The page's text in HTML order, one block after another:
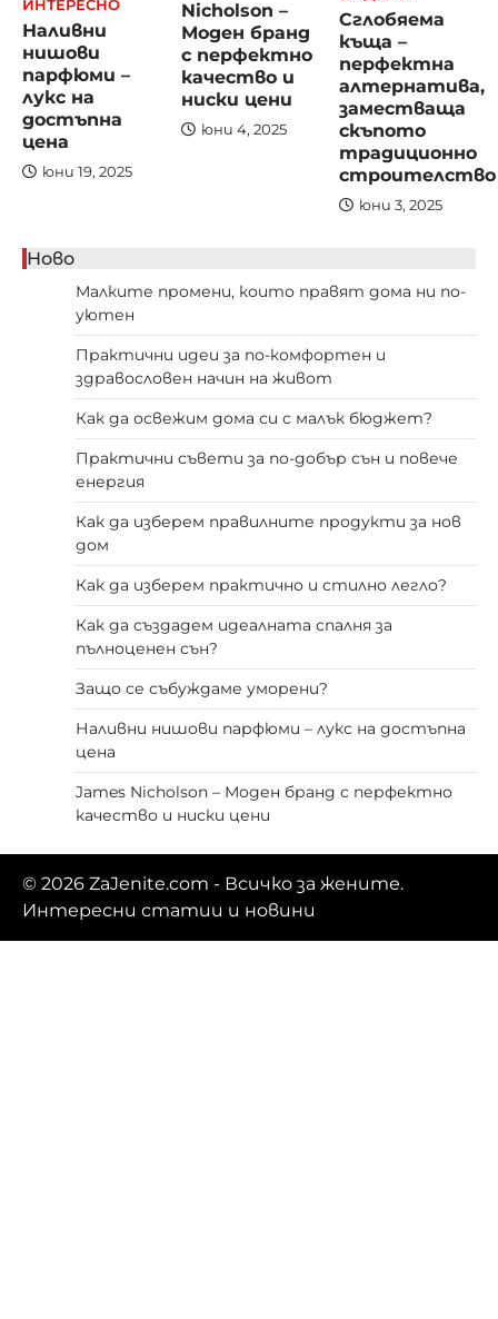
ИНТЕРЕСНО
Наливни
нишови
парфюми –
лукс на
достъпна
цена
юни 19, 2025
Nicholson –
Моден бранд
с перфектно
качество и
ниски цени
юни 4, 2025
Сглобяема
къща –
перфектна
алтернатива,
заместваща
скъпото
традиционно
строителство
юни 3, 2025
Ново
Малките промени, които правят дома ни по-
уютен
Практични идеи за по-комфортен и
здравословен начин на живот
Как да освежим дома си с малък бюджет?
Практични съвети за по-добър сън и повече
енергия
Как да изберем правилните продукти за нов
дом
Как да изберем практично и стилно легло?
Как да създадем идеалната спалня за
пълноценен сън?
Защо се събуждаме уморени?
Наливни нишови парфюми – лукс на достъпна
цена
James Nicholson – Моден бранд с перфектно
качество и ниски цени
© 2026 ZaJenite.com - Всичко за жените.
Интересни статии и новини